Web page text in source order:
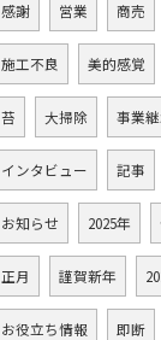
感謝 営業 商売
施工不良 美的感覚
苔 大掃除 事業
インタビュー 記事
お知らせ 2025年
正月 謹賀新年
お役立ち情報 即断